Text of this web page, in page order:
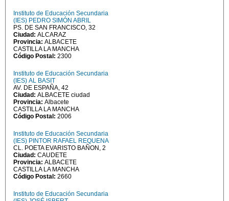
Instituto de Educación Secundaria
(IES) PEDRO SIMÓN ABRIL
PS. DE SAN FRANCISCO, 32
Ciudad: ALCARAZ
Provincia: ALBACETE
CASTILLA LA MANCHA
Código Postal: 2300
Instituto de Educación Secundaria
(IES) AL BASIT
AV. DE ESPAÑA, 42
Ciudad: ALBACETE ciudad
Provincia: Albacete
CASTILLA LA MANCHA
Código Postal: 2006
Instituto de Educación Secundaria
(IES) PINTOR RAFAEL REQUENA
CL. POETA EVARISTO BAÑON, 2
Ciudad: CAUDETE
Provincia: ALBACETE
CASTILLA LA MANCHA
Código Postal: 2660
Instituto de Educación Secundaria